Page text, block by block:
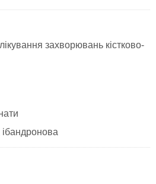
захворювань кістково-
ібандронова